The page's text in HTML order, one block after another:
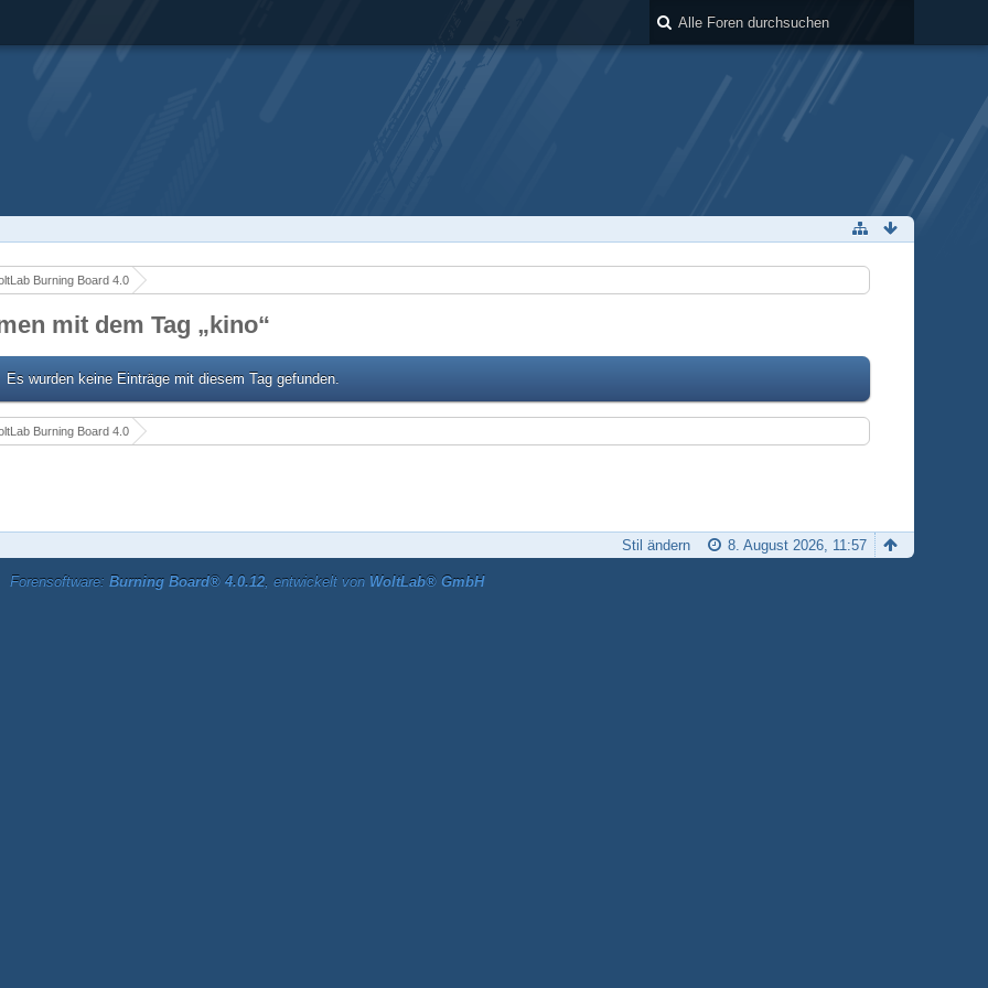
Burning Board 4.0
mit dem Tag „kino“
Es wurden keine Einträge mit diesem Tag gefunden.
Burning Board 4.0
8. August 2026, 11:57
Stil ändern
Forensoftware: Burning Board® 4.0.12, entwickelt von WoltLab® GmbH